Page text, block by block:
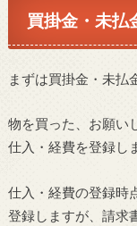
買掛金・未払
まずは買掛金・未払
物を買った、お願い
仕入・経費を登録し
仕入・経費の登録時
登録しますが、請求